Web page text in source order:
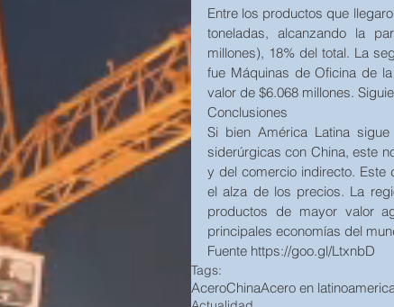
Entre los productos que
toneladas, alcanzando la
millones), 18% del total. La
fue Máquinas de Oficina de
valor de $6.068 millones.
Conclusiones
Si bien América Latina
siderúrgicas con China, este
y del comercio indirecto. Este
el alza de los precios. La
productos de mayor valor
principales economías del
Fuente https://goo.gl/LtxnbD
Tags:
AceroChinaAcero en latinoamerica